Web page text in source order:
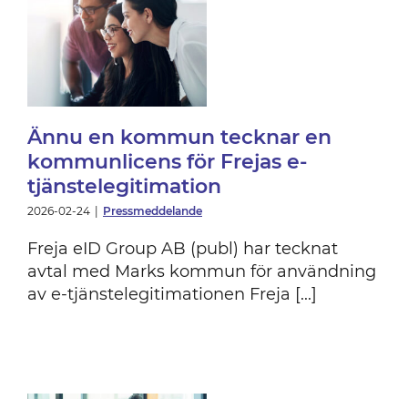
Ännu en kommun tecknar en
kommunlicens för Frejas e-
tjänstelegitimation
2026-02-24 Pressmeddelande
Freja eID Group AB (publ) har tecknat
avtal med Marks kommun för användning
av e-tjänstelegitimationen Freja [...]